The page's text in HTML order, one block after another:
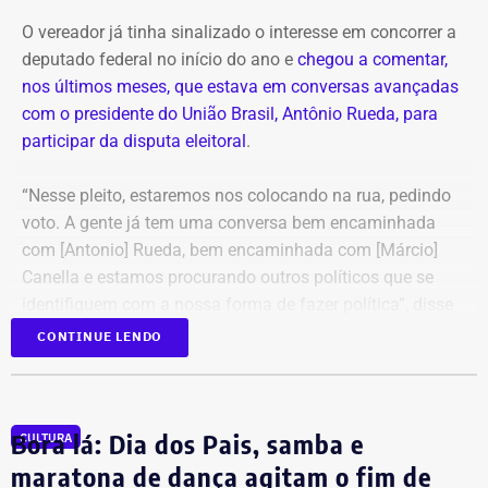
R$ 28.435,51 em 2023. Em 2024, a prefeitura
contabilizou R$ 97,4 milhões em receitas brutas.
Dados usados no vídeo levantam
Algumas das informações apresentadas por Victor
Antoun, no entanto, precisam ser contextualizadas.
cobertura de esgoto” parece misturar dois indicadores
diferentes. Dados do Sistema Nacional de Informações
situação grave: o índice de tratamento do esgoto é zero.
Isso não significa, entretanto, que não exista cobertura ou
O vereador já tinha sinalizado o interesse em concorrer a
deputado federal no início do ano e chegou a comentar,
nos últimos meses, que estava em conversas avançadas
com o presidente do União Brasil, Antônio Rueda, para
participar da disputa eleitoral.
“Nesse pleito, estaremos nos colocando na rua, pedindo
voto. A gente já tem uma conversa bem encaminhada
com [Antonio] Rueda, bem encaminhada com [Márcio]
Canella e estamos procurando outros políticos que se
Marquinho Bacellar, durante sessão da Câmara de
Campos.
Patrimônio de Marquinho Bacellar foi
de R$ 25 mil a mais de R$ 800 mil
CONTINUE LENDO
CULTURA
Bora lá: Dia dos Pais, samba e
maratona de dança agitam o fim de